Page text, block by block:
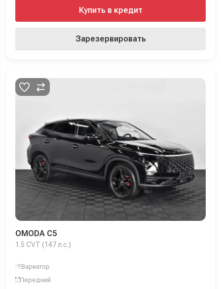
Купить в кредит
Зарезервировать
OMODA C5
1.5 CVT (147 л.с.)
Вариатор
Передний